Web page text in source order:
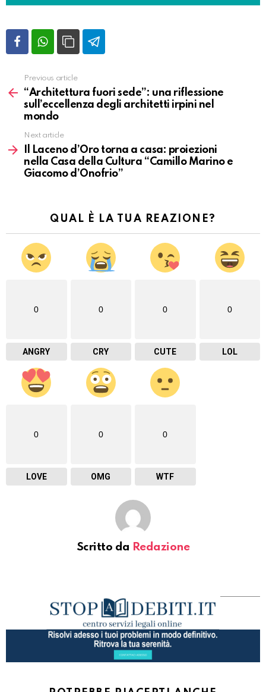
Vedi
altro
Previous article
“Architettura fuori sede”: una riflessione
sull’eccellenza degli architetti irpini nel
mondo
Next article
Il Laceno d’Oro torna a casa: proiezioni
nella Casa della Cultura “Camillo Marino e
Giacomo d’Onofrio”
QUAL È LA TUA REAZIONE?
0
ANGRY
0
CRY
0
CUTE
0
LOL
0
LOVE
0
OMG
0
WTF
Scritto da Redazione